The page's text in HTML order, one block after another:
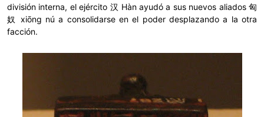
división interna, el ejército 汉 Hàn ayudó a sus nuevos aliados 匈
奴 xiōng nú a consolidarse en el poder desplazando a la otra
facción.